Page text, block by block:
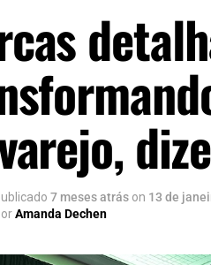
7 meses atrás on 13 de
Amanda Dechen